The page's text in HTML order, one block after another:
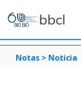
Notas > Noticia